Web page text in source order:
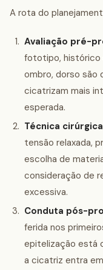
A rota do
Avaliação pré-
fototipo, histórico
ombro, dorso são
cicatrizam mais
esperada.
Técnica
tensão relaxada,
escolha de
consideração de
excessiva.
Conduta pós-
ferida nos
epitelização está
a cicatriz entra